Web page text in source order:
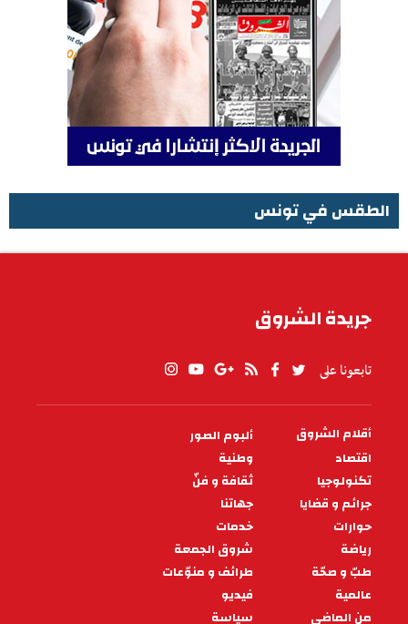
الطقس في تونس
جريدة الشروق
تابعونا على
PIED
DE
PAGE
أقلام الشروق
ألبوم الصور
اقتصاد
وطنية
تكنولوجيا
ثقافة و فنّ
جرائم و قضايا
جهاتنا
حوارات
خدمات
رياضة
شروق الجمعة
طبّ و صحّة
طرائف و منوّعات
عالمية
فيديو
من الماضي
سياسة